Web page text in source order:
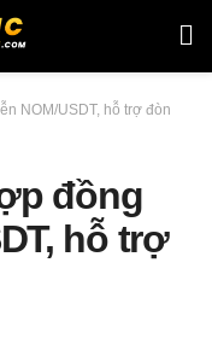
NOM/USDT, hỗ trợ đòn
đồng
hỗ trợ